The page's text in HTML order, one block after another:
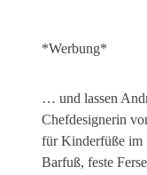
*Werbung*
… und lassen
Chefdesignerin
für Kinderfüße im
Barfuß, feste